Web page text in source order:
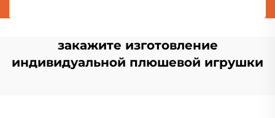
закажите изготовление
индивидуальной плюшевой игрушки